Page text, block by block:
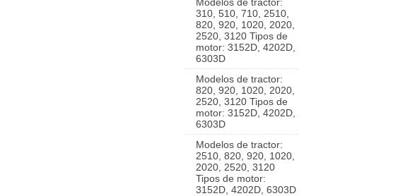
310, 510, 710, 2510,
820, 920, 1020, 2020,
2520, 3120 Tipos de
motor: 3152D, 4202D,
6303D
Modelos de tractor:
820, 920, 1020, 2020,
2520, 3120 Tipos de
motor: 3152D, 4202D,
6303D
Modelos de tractor:
2510, 820, 920, 1020,
2020, 2520, 3120
Tipos de motor:
3152D, 4202D, 6303D